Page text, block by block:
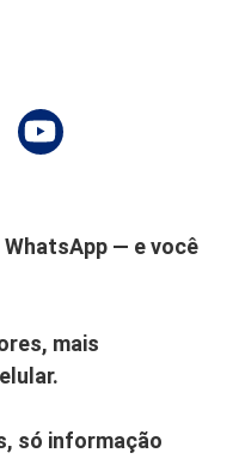
— e você
mais
só informação